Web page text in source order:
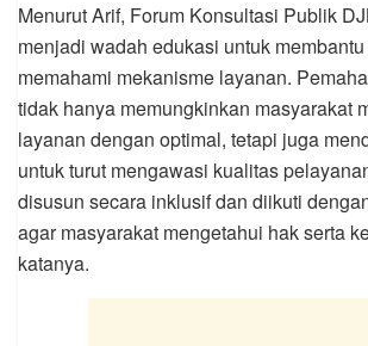
Menurut Arif, Forum Konsultasi Publik
menjadi wadah edukasi untuk
memahami mekanisme layanan.
tidak hanya memungkinkan masyarakat
layanan dengan optimal, tetapi juga
untuk turut mengawasi kualitas
disusun secara inklusif dan diikuti
agar masyarakat mengetahui hak serta
katanya.